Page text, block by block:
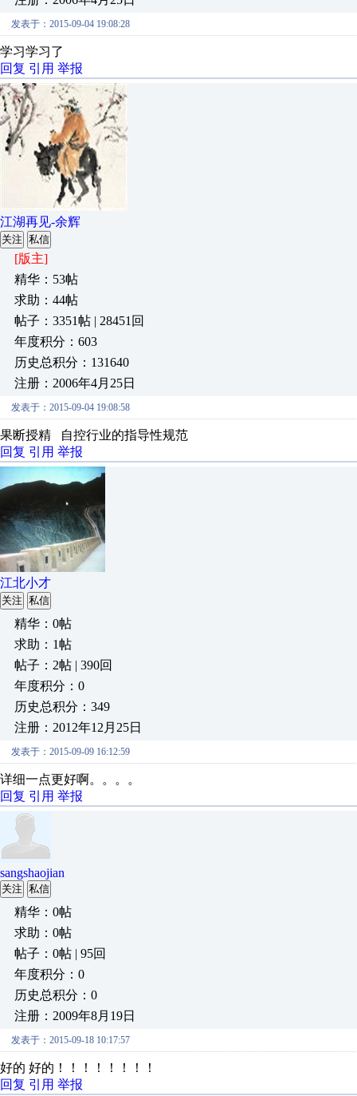
发表于：2015-09-04 19:08:28
学习学习了
回复 引用 举报
江湖再见-余辉
关注 私信
[版主]
精华：53帖
求助：44帖
帖子：3351帖 | 28451回
年度积分：603
历史总积分：131640
注册：2006年4月25日
发表于：2015-09-04 19:08:58
果断授精 自控行业的指导性规范
回复 引用 举报
江北小才
关注 私信
精华：0帖
求助：1帖
帖子：2帖 | 390回
年度积分：0
历史总积分：349
注册：2012年12月25日
发表于：2015-09-09 16:12:59
详细一点更好啊。。。。
回复 引用 举报
sangshaojian
关注 私信
精华：0帖
求助：0帖
帖子：0帖 | 95回
年度积分：0
历史总积分：0
注册：2009年8月19日
发表于：2015-09-18 10:17:57
好的 好的！！！！！！！！
回复 引用 举报